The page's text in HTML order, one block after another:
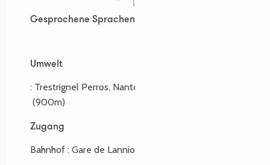
Gesprochene Sprachen
Gesprochene Sprachen
Umwelt
Umwelt
: Trestrignel Perros, Nantouar Louannec
(900m)
Zugang
Zugang
Bahnhof : Gare de Lannion Um 7Km